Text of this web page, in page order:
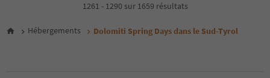
6
1261 - 1290 sur 1659 résultats
Hébergements Dolomiti Spring Days dans le Sud-Tyrol